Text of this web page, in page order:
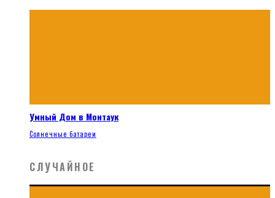
Умный Дом в Монтаук
Солнечные батареи
СЛУЧАЙНОЕ